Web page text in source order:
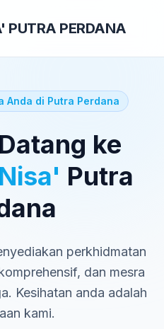
PUTRA PERDANA
Anda di Putra Perdana
ke
Putra
perkhidmatan
dan mesra
Kesihatan anda adalah
kami.